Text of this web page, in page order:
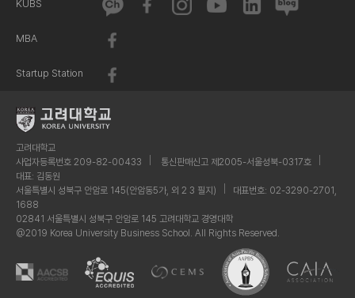
KUBS
MBA
Startup Station
고려대학교
사업자등록번호 209-82-00433
통신판매신고 제2005-서울성북-0317호
대표: 김동원
서울특별시 성북구 안암로 145(안암동5가, 외 2 3 필지)
대표번호: 02-3290-2701,
1688
02841 서울특별시 성북구 안암로 145 고려대학교 경영대학
@2019 Korea University Business School. All Rights Reserved.